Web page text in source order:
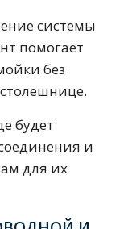
системы
помогает
без
будет
и
для их